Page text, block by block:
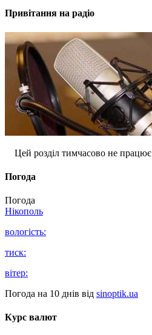
Привітання на радіо
Цей розділ тимчасово не працює
Погода
Погода
Нікополь
вологість:
тиск:
вітер:
Погода на 10 днів від sinoptik.ua
Курс валют